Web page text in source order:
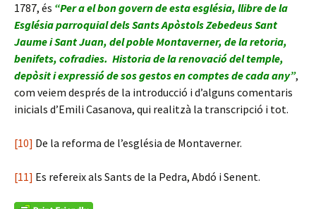
1787, és “Per a el bon govern de esta església, llibre de la
Església parroquial dels Sants Apòstols Zebedeus Sant
Jaume i Sant Juan, del poble Montaverner, de la retoria,
benifets, cofradies. Historia de la renovació del temple,
depòsit i expressió de sos gestos en comptes de cada any”,
com veiem després de la introducció i d’alguns comentaris
inicials d’Emili Casanova, qui realitzà la transcripció i tot.
[10] De la reforma de l’església de Montaverner.
[11] Es refereix als Sants de la Pedra, Abdó i Senent.